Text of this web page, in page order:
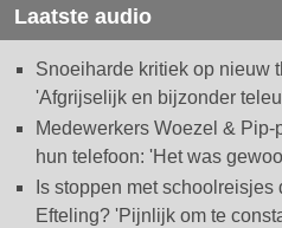
Laatste audio
Snoeiharde kritiek op nieuw
'Afgrijselijk en bijzonder
Medewerkers Woezel &
hun telefoon: 'Het was
Is stoppen met
Efteling? 'Pijnlijk om te